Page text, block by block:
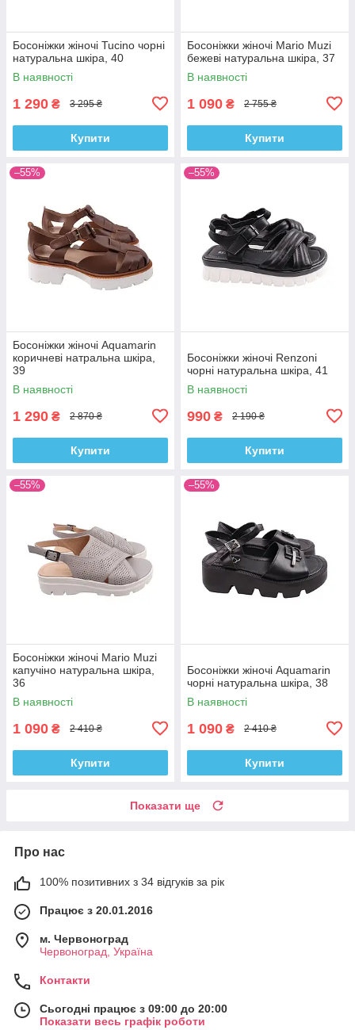
Босоніжки жіночі Tucino чорні
натуральна шкіра, 40
В наявності
1 290 ₴ 3 295 ₴
Купити
Босоніжки жіночі Mario Muzi
бежеві натуральна шкіра, 37
В наявності
1 090 ₴ 2 755 ₴
Купити
–55%
Босоніжки жіночі Aquamarin
коричневі натральна шкіра,
39
В наявності
1 290 ₴ 2 870 ₴
Купити
–55%
Босоніжки жіночі Renzoni
чорні натуральна шкіра, 41
В наявності
990 ₴ 2 190 ₴
Купити
–55%
Босоніжки жіночі Mario Muzi
капучіно натуральна шкіра,
36
В наявності
1 090 ₴ 2 410 ₴
Купити
–55%
Босоніжки жіночі Aquamarin
чорні натуральна шкіра, 38
В наявності
1 090 ₴ 2 410 ₴
Купити
Показати ще
Про нас
100% позитивних з 34 відгуків за рік
Працює з 20.01.2016
м. Червоноград
Червоноград, Україна
Контакти
Сьогодні працює з 09:00 до 20:00
Показати весь графік роботи